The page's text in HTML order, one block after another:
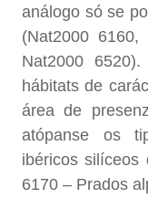
análogo só se
(Nat2000 6160,
Nat2000
hábitats de
área de
atópanse os
ibéricos silíceos
6170 – Prados